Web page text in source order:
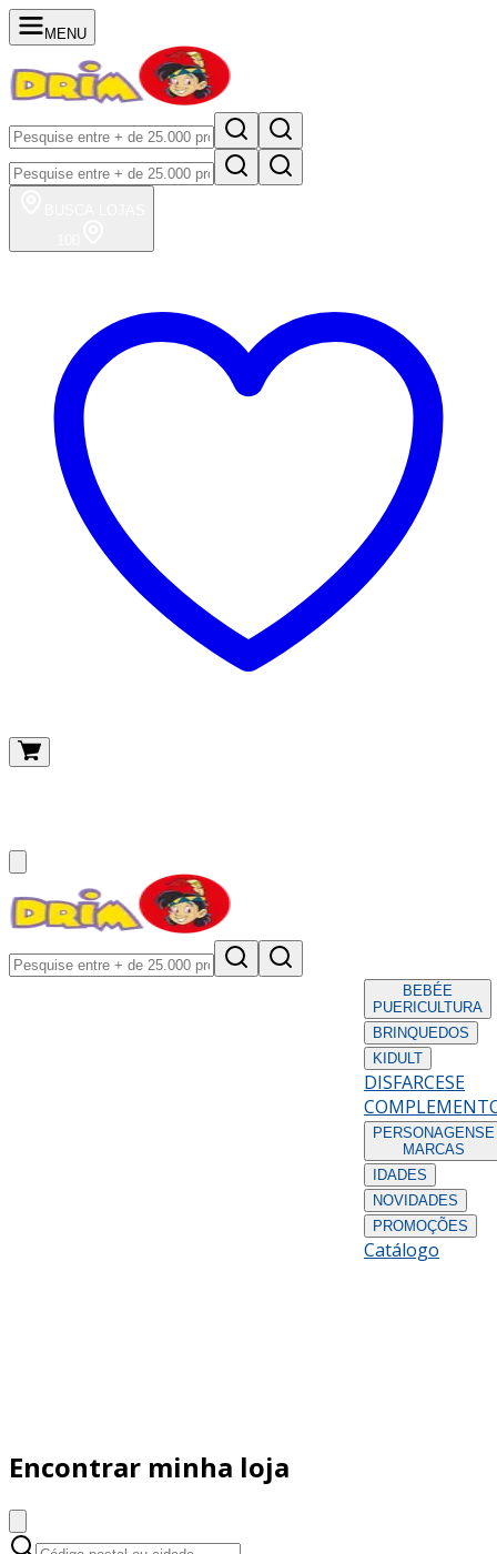
MENU
BEBÉE
PUERICULTURA
BRINQUEDOS
KIDULT
DISFARCESE
PERSONAGENS E
MARCAS
IDADES
NOVIDADES
PROMOÇÕES
Catálogo
Encontrar minha loja